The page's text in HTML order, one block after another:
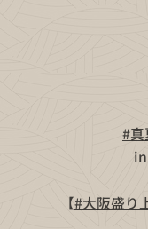
#
【#大阪盛り